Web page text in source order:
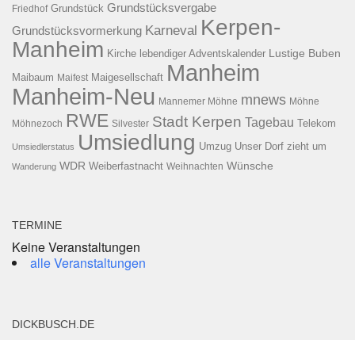
Friedhof Grundstück Grundstücksvergabe
Grundstücksvormerkung Karneval Kerpen-
Manheim Kirche lebendiger Adventskalender Lustige Buben
Maibaum Maifest Maigesellschaft Manheim
Manheim-Neu Mannemer Möhne mnews Möhne
Möhnezoch RWE Silvester Stadt Kerpen Tagebau Telekom
Umsiedlerstatus Umsiedlung Umzug Unser Dorf zieht um
Wanderung WDR Weiberfastnacht Weihnachten Wünsche
TERMINE
Keine Veranstaltungen
alle Veranstaltungen
DICKBUSCH.DE